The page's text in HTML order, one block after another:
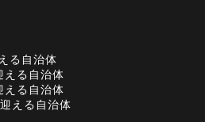
る自治体
える自治体
える自治体
える自治体